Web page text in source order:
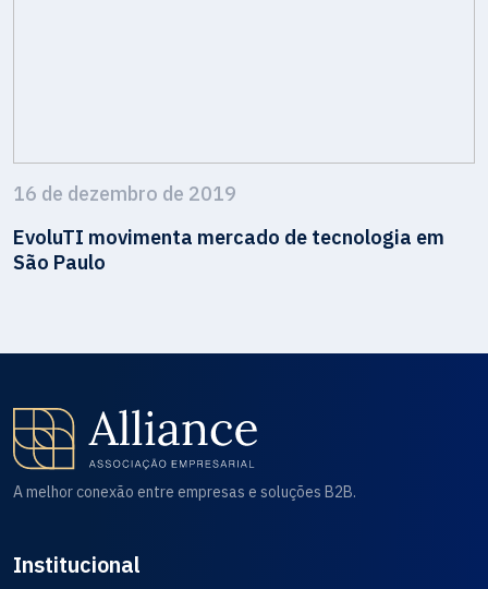
16 de dezembro de 2019
EvoluTI movimenta mercado de tecnologia em
São Paulo
A melhor conexão entre empresas e soluções B2B.
Institucional